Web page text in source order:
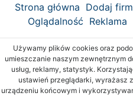
Strona główna Dodaj
Oglądalność Reklama
Używamy plików cookies oraz
umieszczanie naszym zewnętrznym
usług, reklamy, statystyk.
ustawień przeglądarki, wyrażasz
urządzeniu końcowym i